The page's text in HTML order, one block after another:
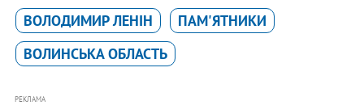
ВОЛОДИМИР ЛЕНІН
ПАМ'ЯТНИКИ
ВОЛИНСЬКА ОБЛАСТЬ
РЕКЛАМА